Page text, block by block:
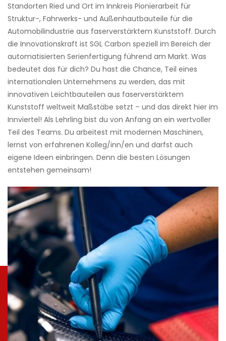
Standorten Ried und Ort im Innkreis Pionierarbeit für
Struktur-, Fahrwerks- und Außenhautbauteile für die
Automobilindustrie aus faserverstärktem Kunststoff. Durch
die Innovationskraft ist SGL Carbon speziell im Bereich der
automatisierten Serienfertigung führend am Markt. Was
bedeutet das für dich? Du hast die Chance, Teil eines
internationalen Unternehmens zu werden, das mit
innovativen Leichtbauteilen aus faserverstärktem
Kunststoff weltweit Maßstäbe setzt – und das direkt hier im
Innviertel! Als Lehrling bist du von Anfang an ein wertvoller
Teil des Teams. Du arbeitest mit modernen Maschinen,
lernst von erfahrenen Kolleg/inn/en und darfst auch
eigene Ideen einbringen. Denn die besten Lösungen
entstehen gemeinsam!